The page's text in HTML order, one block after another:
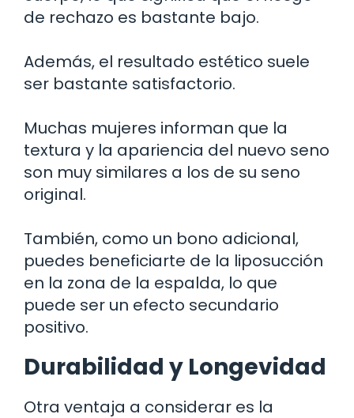
de rechazo es bastante bajo.
Además, el resultado estético suele
ser bastante satisfactorio.
Muchas mujeres informan que la
textura y la apariencia del nuevo seno
son muy similares a los de su seno
original.
También, como un bono adicional,
puedes beneficiarte de la liposucción
en la zona de la espalda, lo que
puede ser un efecto secundario
positivo.
Durabilidad y Longevidad
Otra ventaja a considerar es la